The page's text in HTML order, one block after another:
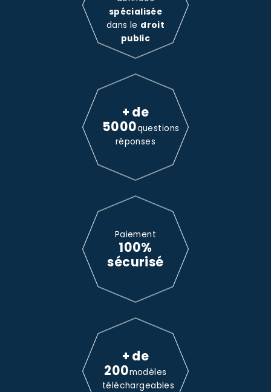
spécialisée
dans le droit
public
+ de
5000questions
réponses
Paiement
100%
sécurisé
+ de
200modèles
téléchargeables